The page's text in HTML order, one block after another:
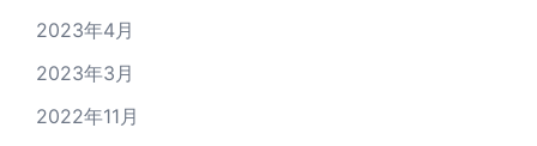
2023年4月
2023年3月
2022年11月